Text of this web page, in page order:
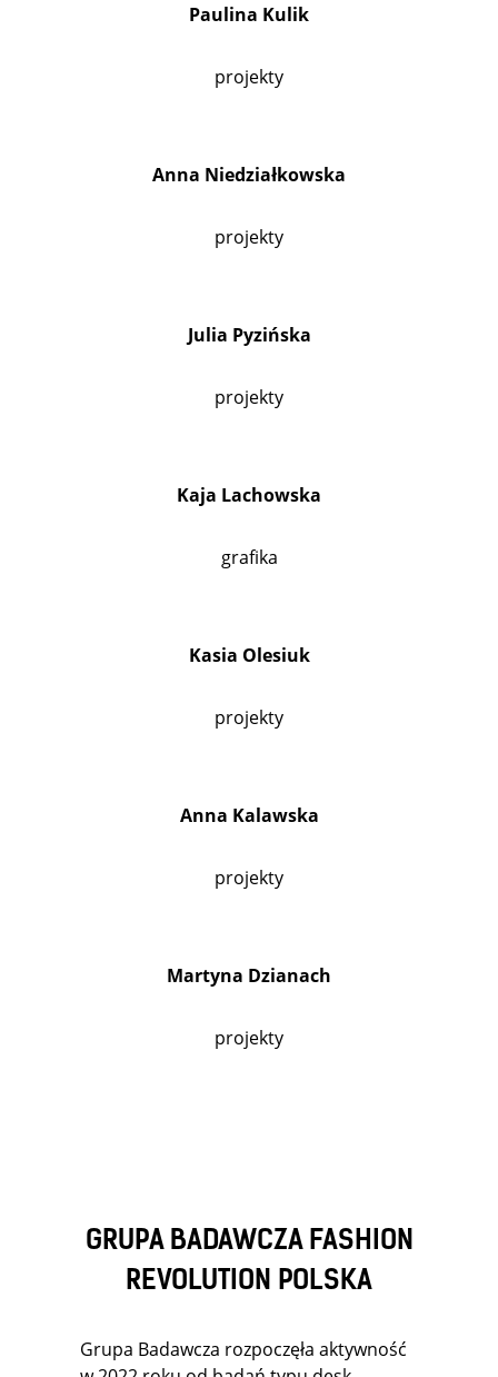
Paulina Kulik
projekty
Anna Niedziałkowska
projekty
Julia Pyzińska
projekty
Kaja Lachowska
grafika
Kasia Olesiuk
projekty
Anna Kalawska
projekty
Martyna Dzianach
projekty
GRUPA BADAWCZA FASHION
REVOLUTION POLSKA
Grupa Badawcza rozpoczęła aktywność